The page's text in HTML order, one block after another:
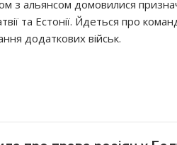
з альянсом домовилися
та Естонії. Йдеться про
додаткових військ.